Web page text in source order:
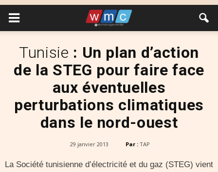
Tunisie : Un plan d’action
de la STEG pour faire face
aux éventuelles
perturbations climatiques
dans le nord-ouest
29 janvier 2013 Par : TAP
La Société tunisienne d’électricité et du gaz (STEG) vient